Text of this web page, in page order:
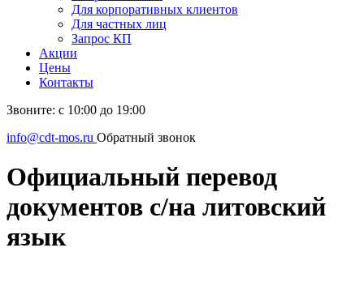
Для корпоративных клиентов
Для частных лиц
Запрос КП
Акции
Цены
Контакты
Звоните: с 10:00 до 19:00
info@cdt-mos.ru Обратный звонок
Официальный перевод
документов с/на литовский
язык